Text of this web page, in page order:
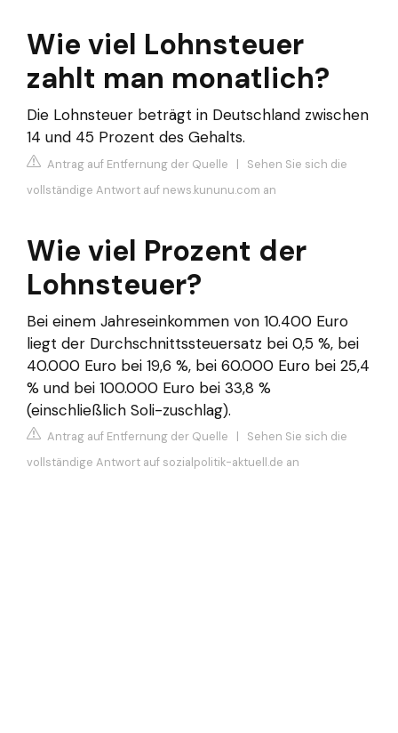
Wie viel Lohnsteuer
zahlt man monatlich?
Die Lohnsteuer beträgt in Deutschland zwischen
14 und 45 Prozent des Gehalts.
Antrag auf Entfernung der Quelle | Sehen Sie sich die
vollständige Antwort auf news.kununu.com an
Wie viel Prozent der
Lohnsteuer?
Bei einem Jahreseinkommen von 10.400 Euro
liegt der Durchschnittssteuersatz bei 0,5 %, bei
40.000 Euro bei 19,6 %, bei 60.000 Euro bei 25,4
% und bei 100.000 Euro bei 33,8 %
(einschließlich Soli-zuschlag).
Antrag auf Entfernung der Quelle | Sehen Sie sich die
vollständige Antwort auf sozialpolitik-aktuell.de an